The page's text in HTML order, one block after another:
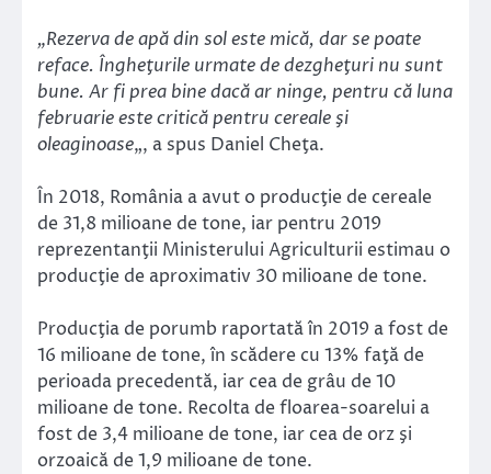
„Rezerva de apă din sol este mică, dar se poate
reface. Îngheţurile urmate de dezgheţuri nu sunt
bune. Ar fi prea bine dacă ar ninge, pentru că luna
februarie este critică pentru cereale şi
oleaginoase„, a spus Daniel Cheţa.
În 2018, România a avut o producţie de cereale
de 31,8 milioane de tone, iar pentru 2019
reprezentanţii Ministerului Agriculturii estimau o
producţie de aproximativ 30 milioane de tone.
Producţia de porumb raportată în 2019 a fost de
16 milioane de tone, în scădere cu 13% faţă de
perioada precedentă, iar cea de grâu de 10
milioane de tone. Recolta de floarea-soarelui a
fost de 3,4 milioane de tone, iar cea de orz şi
orzoaică de 1,9 milioane de tone.